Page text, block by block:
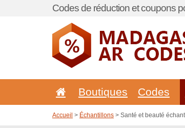
Codes de réduction et coupons
Boutiques Codes
Accueil > Échantillons > Santé et beauté